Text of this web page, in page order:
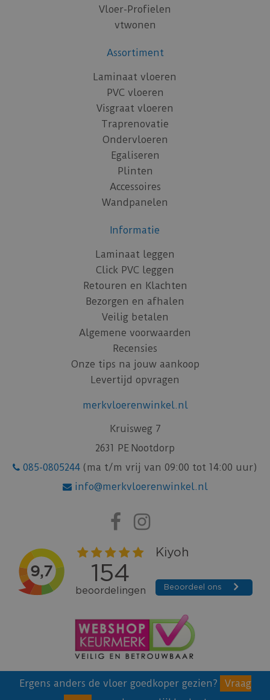
Vloer-Profielen
vtwonen
Assortiment
Laminaat vloeren
PVC vloeren
Visgraat vloeren
Traprenovatie
Ondervloeren
Egaliseren
Plinten
Accessoires
Wandpanelen
Informatie
Laminaat leggen
Click PVC leggen
Retouren en Klachten
Bezorgen en afhalen
Veilig betalen
Algemene voorwaarden
Recensies
Onze tips na jouw aankoop
Levertijd opvragen
merkvloerenwinkel.nl
Kruisweg 7
2631 PE Nootdorp
085-0805244 (ma t/m vrij van 09:00 tot 14:00 uur)
info@merkvloerenwinkel.nl
Ergens anders de vloer goedkoper gezien?
Vraag